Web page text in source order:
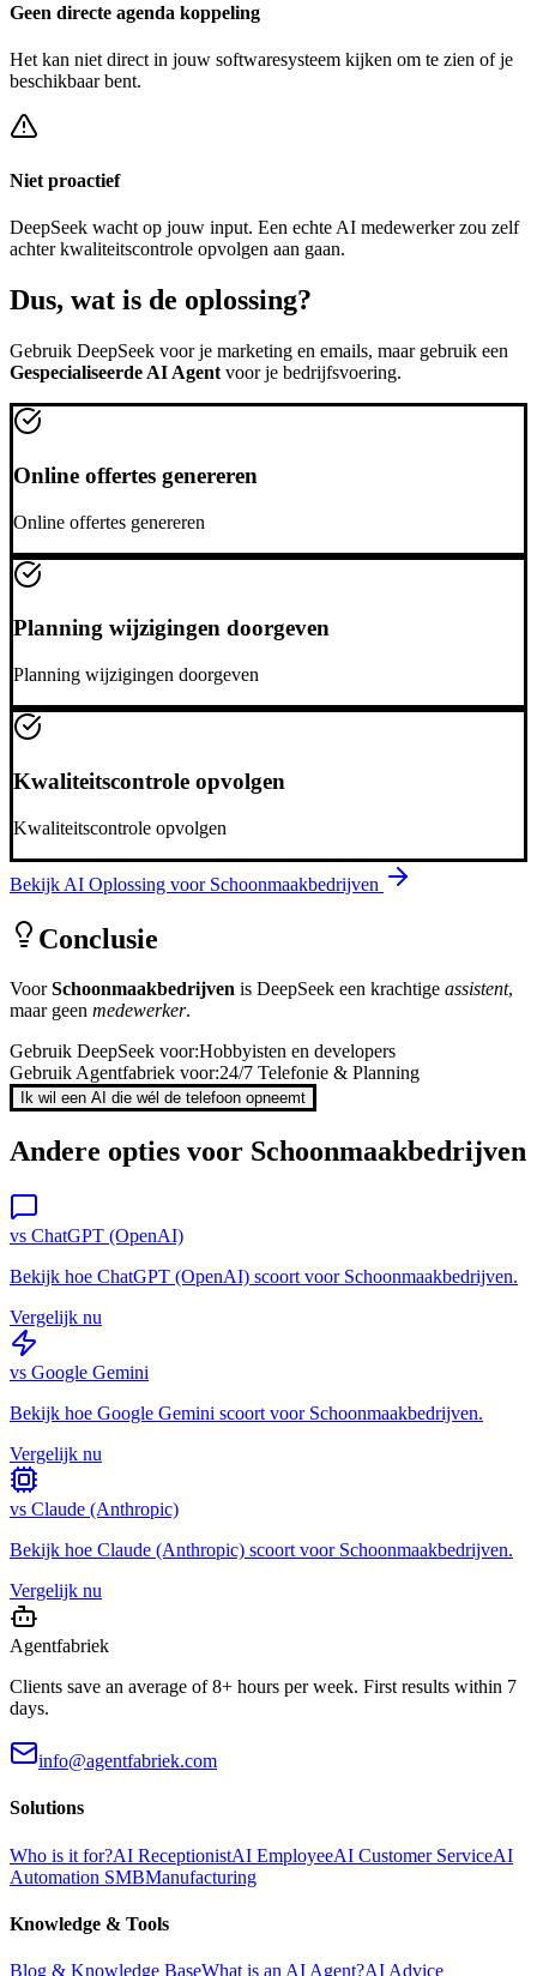
Geen directe agenda koppeling
Het kan niet direct in jouw softwaresysteem kijken om te zien of je
beschikbaar bent.
Niet proactief
DeepSeek wacht op jouw input. Een echte AI medewerker zou zelf
achterkwaliteitscontrole opvolgen aan gaan.
Dus, wat is de oplossing?
Gebruik DeepSeek voor je marketing en emails, maar gebruik een
Gespecialiseerde AI Agent voor je bedrijfsvoering.
Online offertes genereren
Online offertes genereren
Planning wijzigingen doorgeven
Planning wijzigingen doorgeven
Kwaliteitscontrole opvolgen
Kwaliteitscontrole opvolgen
Bekijk AI Oplossing voor Schoonmaakbedrijven
Conclusie
VoorSchoonmaakbedrijven is DeepSeek een krachtige assistent,
maar geen medewerker.
Gebruik DeepSeek voor:Hobbyisten en developers
Gebruik Agentfabriek voor:24/7 Telefonie & Planning
Ik wil een AI die wél de telefoon opneemt
Andere opties voor Schoonmaakbedrijven
vs ChatGPT (OpenAI)
Bekijk hoe ChatGPT (OpenAI) scoort voor Schoonmaakbedrijven.
Vergelijk nu
vs Google Gemini
Bekijk hoe Google Gemini scoort voor Schoonmaakbedrijven.
Vergelijk nu
vs Claude (Anthropic)
Bekijk hoe Claude (Anthropic) scoort voor Schoonmaakbedrijven.
Vergelijk nu
Agentfabriek
Clients save an average of 8+ hours per week. First results within 7
days.
info@agentfabriek.com
Solutions
Who is it for?AI ReceptionistAI EmployeeAI Customer ServiceAI
Automation SMBManufacturing
Knowledge & Tools
Blog & Knowledge BaseWhat is an AI Agent?AI Advice